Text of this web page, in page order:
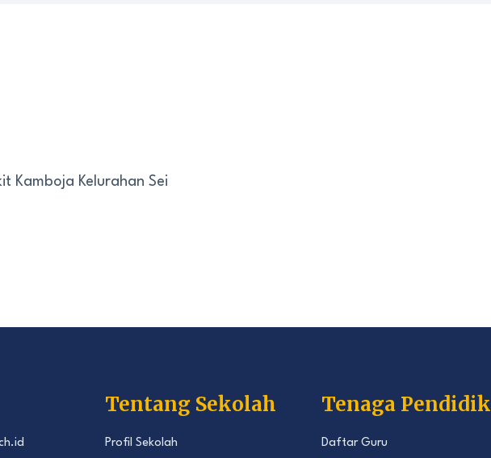
Kamboja Kelurahan Sei
Tentang Sekolah
Profil Sekolah
Tenaga Pendidik
Daftar Guru